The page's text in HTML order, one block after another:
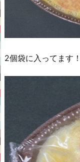
2個袋に入ってます！